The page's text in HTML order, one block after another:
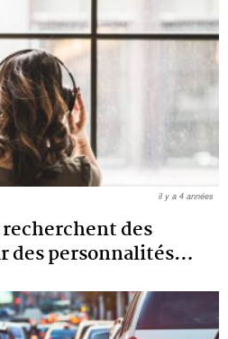
des
des personnalités…
il y a 4 années